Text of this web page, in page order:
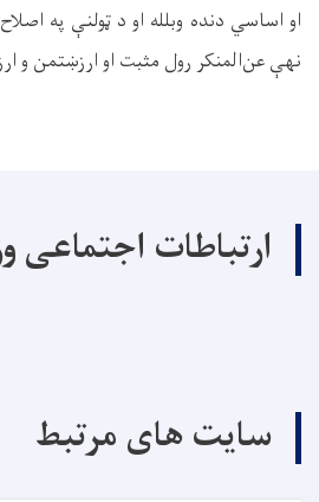
او اساسي دنده وبلله او د ټولنې په
نهې عن‌المنکر رول مثبت او ارزښتمن و
ارتباطات اجتماعی
سایت های مرتبط